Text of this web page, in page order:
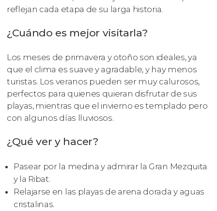
reflejan cada etapa de su larga historia.
¿Cuándo es mejor visitarla?
Los meses de primavera y otoño son ideales, ya
que el clima es suave y agradable, y hay menos
turistas. Los veranos pueden ser muy calurosos,
perfectos para quienes quieran disfrutar de sus
playas, mientras que el invierno es templado pero
con algunos días lluviosos.
¿Qué ver y hacer?
Pasear por la medina y admirar la Gran Mezquita
y la Ribat.
Relajarse en las playas de arena dorada y aguas
cristalinas.